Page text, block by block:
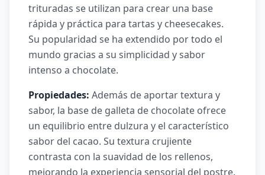
trituradas se utilizan para crear una base
rápida y práctica para tartas y cheesecakes.
Su popularidad se ha extendido por todo el
mundo gracias a su simplicidad y sabor
intenso a chocolate.
Propiedades: Además de aportar textura y
sabor, la base de galleta de chocolate ofrece
un equilibrio entre dulzura y el característico
sabor del cacao. Su textura crujiente
contrasta con la suavidad de los rellenos,
mejorando la experiencia sensorial del postre.